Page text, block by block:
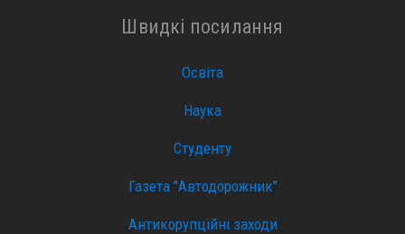
Швидкі посилання
Освіта
Наука
Студенту
Газета "Автодорожник"
Антикорупційні заходи